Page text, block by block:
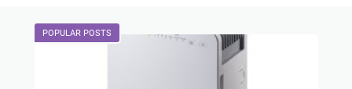
POPULAR POSTS